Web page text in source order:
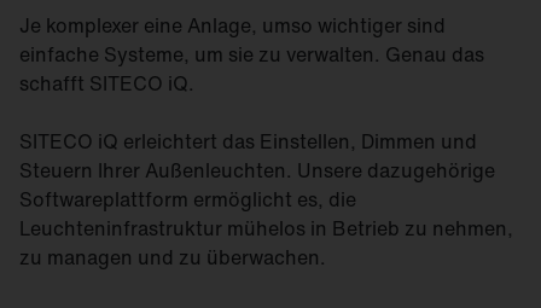
Je komplexer eine Anlage, umso wichtiger sind
einfache Systeme, um sie zu verwalten. Genau das
schafft SITECO iQ.
SITECO iQ erleichtert das Einstellen, Dimmen und
Steuern Ihrer Außenleuchten. Unsere dazugehörige
Softwareplattform ermöglicht es, die
Leuchteninfrastruktur mühelos in Betrieb zu nehmen,
zu managen und zu überwachen.